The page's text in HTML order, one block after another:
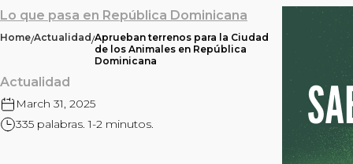
Lo que pasa en República Dominicana
Home/Actualidad/Aprueban terrenos para la Ciudad
de los Animales en República
Dominicana
Actualidad
March 31, 2025
335 palabras. 1-2 minutos.